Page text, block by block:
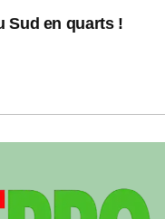
Sud en quarts !